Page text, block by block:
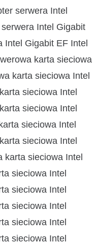
serwera Intel
Intel Gigabit
Intel Gigabit EF Intel
karta sieciowa
karta sieciowa Intel
sieciowa Intel
sieciowa Intel
sieciowa Intel
sieciowa Intel
karta sieciowa Intel
sieciowa Intel
sieciowa Intel
sieciowa Intel
sieciowa Intel
sieciowa Intel